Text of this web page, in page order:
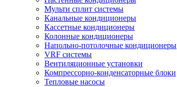
Мульти сплит системы
Канальные кондиционеры
Кассетные кондиционеры
Колонные кондиционеры
Напольно-потолочные кондиционеры
VRF системы
Вентиляционные установки
Компрессорно-конденсаторные блоки
Тепловые насосы